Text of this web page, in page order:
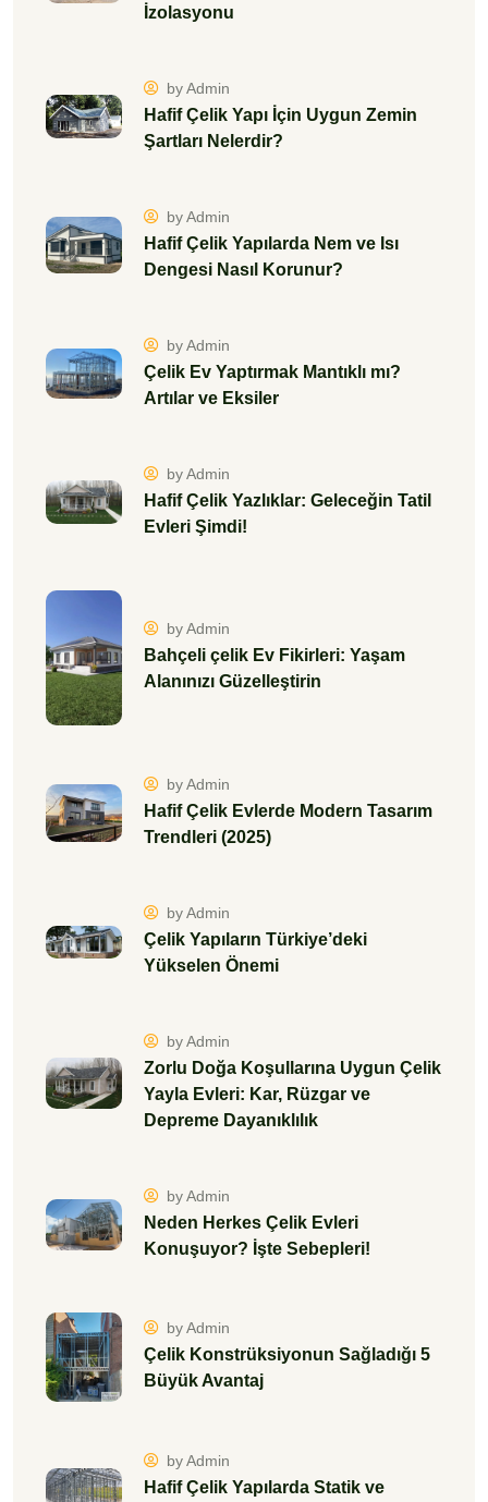
İzolasyonu
by Admin
Hafif Çelik Yapı İçin Uygun Zemin
Şartları Nelerdir?
by Admin
Hafif Çelik Yapılarda Nem ve Isı
Dengesi Nasıl Korunur?
by Admin
Çelik Ev Yaptırmak Mantıklı mı?
Artılar ve Eksiler
by Admin
Hafif Çelik Yazlıklar: Geleceğin Tatil
Evleri Şimdi!
by Admin
Bahçeli çelik Ev Fikirleri: Yaşam
Alanınızı Güzelleştirin
by Admin
Hafif Çelik Evlerde Modern Tasarım
Trendleri (2025)
by Admin
Çelik Yapıların Türkiye’deki
Yükselen Önemi
by Admin
Zorlu Doğa Koşullarına Uygun Çelik
Yayla Evleri: Kar, Rüzgar ve
Depreme Dayanıklılık
by Admin
Neden Herkes Çelik Evleri
Konuşuyor? İşte Sebepleri!
by Admin
Çelik Konstrüksiyonun Sağladığı 5
Büyük Avantaj
by Admin
Hafif Çelik Yapılarda Statik ve